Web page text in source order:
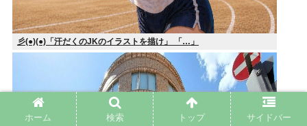
彡(●)(●)「汗だくのJKのイラストを描け」 「…」
ホーム 検索 トップ サイドバー